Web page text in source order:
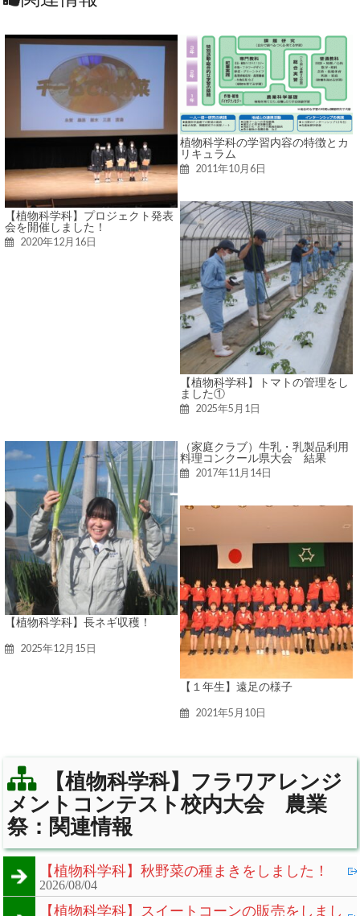
【植物科学科】プロジェクト発表
会を開催しました！
2020年12月16日
植物科学科の学習内容の特徴とカ
リキュラム
2011年10月6日
【植物科学科】トマトの管理をし
ました①
2025年5月1日
【植物科学科】長ネギ収穫！
2025年12月15日
（家庭クラブ）牛乳・乳製品利用
料理コンクール県大会 結果
2017年11月14日
【１年生】遠足の様子
2021年5月10日
【植物科学科】フラワアレンジ
メントコンテスト校内大会 農業
祭：関連情報
【植物科学科】秋野菜の種まきをしました！
2026/08/04
【植物科学科】スイートコーンの販売をしまし